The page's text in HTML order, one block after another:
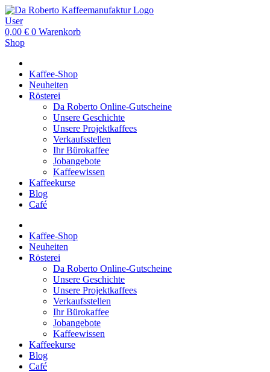
User
0,00 € 0 Warenkorb
Shop
Kaffee-Shop
Neuheiten
Rösterei
Da Roberto Online-Gutscheine
Unsere Geschichte
Unsere Projektkaffees
Verkaufsstellen
Ihr Bürokaffee
Jobangebote
Kaffeewissen
Kaffeekurse
Blog
Café
Kaffee-Shop
Neuheiten
Rösterei
Da Roberto Online-Gutscheine
Unsere Geschichte
Unsere Projektkaffees
Verkaufsstellen
Ihr Bürokaffee
Jobangebote
Kaffeewissen
Kaffeekurse
Blog
Café